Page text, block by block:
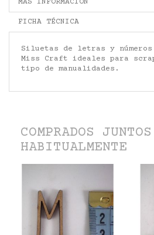
MÁS INFORMACIÓN
FICHA TÉCNICA
Siluetas de letras y números
Miss Craft ideales para
tipo de manualidades.
COMPRADOS JUNTOS
HABITUALMENTE